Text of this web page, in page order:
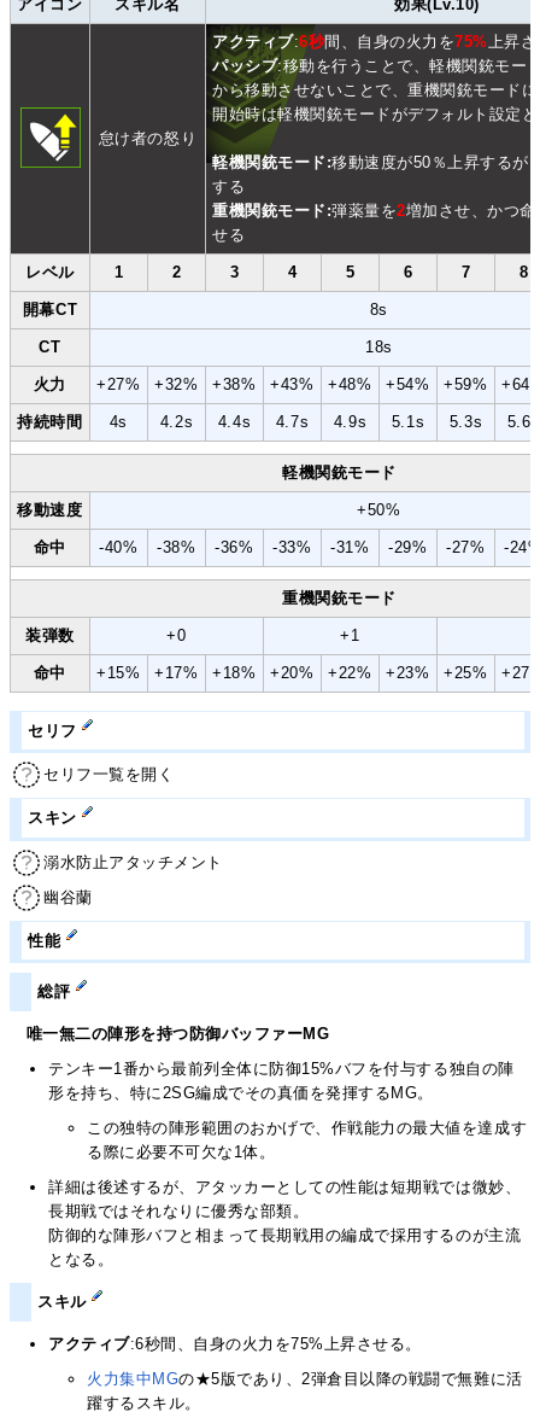
アイコン スキル名 効果(Lv.10)
怠け者の怒り
アクティブ:6秒間、自身の火力を75%上昇
パッシブ:移動を行うことで、軽機関銃モー
から移動させないことで、重機関銃モード
開始時は軽機関銃モードがデフォルト設定
軽機関銃モード:移動速度が50％上昇するが
する
重機関銃モード:弾薬量を2増加させ、かつ命
せる
レベル 1 2 3 4 5 6 7 8
開幕CT 8s
CT 18s
火力 +27% +32% +38% +43% +48% +54% +59%
持続時間 4s 4.2s 4.4s 4.7s 4.9s 5.1s 5.3s 5.6s
軽機関銃モード
移動速度 +50%
命中 -40% -38% -36% -33% -31% -29% -27% -
重機関銃モード
装弾数 +0 +1
命中 +15% +17% +18% +20% +22% +23% +25%
セリフ
セリフ一覧を開く
スキン
溺水防止アタッチメント
幽谷蘭
性能
総評
唯一無二の陣形を持つ防御バッファーMG
テンキー1番から最前列全体に防御15%バフを付与する独自の陣
形を持ち、特に2SG編成でその真価を発揮するMG。
この独特の陣形範囲のおかげで、作戦能力の最大値を達成す
る際に必要不可欠な1体。
詳細は後述するが、アタッカーとしての性能は短期戦では微妙、
長期戦ではそれなりに優秀な部類。
防御的な陣形バフと相まって長期戦用の編成で採用するのが主流
となる。
スキル
アクティブ:6秒間、自身の火力を75%上昇させる。
火力集中MGの★5版であり、2弾倉目以降の戦闘で無難に活
躍するスキル。